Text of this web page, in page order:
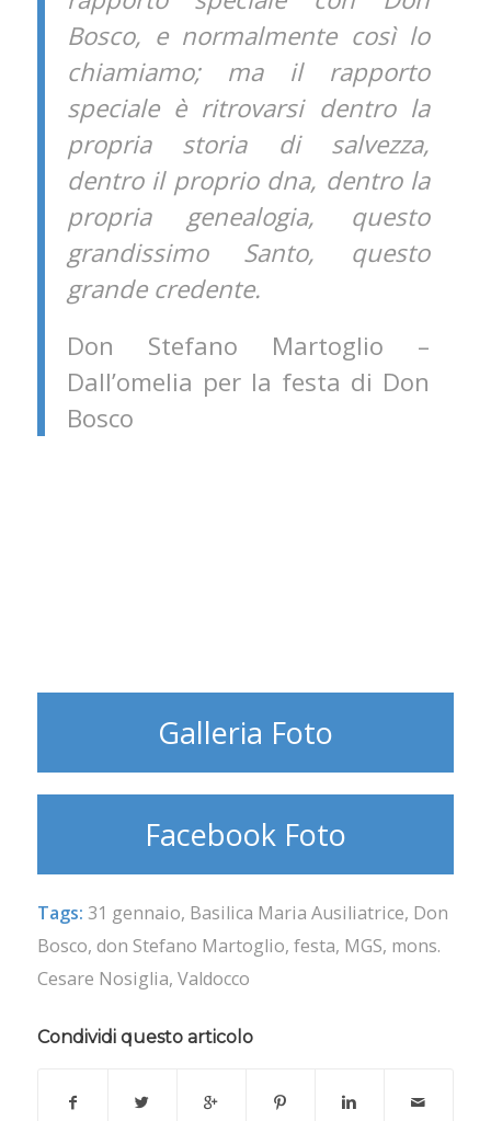
Bosco, e normalmente così lo
chiamiamo; ma il rapporto
speciale è ritrovarsi dentro la
propria storia di salvezza,
dentro il proprio dna, dentro la
propria genealogia, questo
grandissimo Santo, questo
grande credente.
Don Stefano Martoglio –
Dall’omelia per la festa di Don
Bosco
Galleria Foto
Facebook Foto
Tags: 31 gennaio, Basilica Maria Ausiliatrice, Don
Bosco, don Stefano Martoglio, festa, MGS, mons.
Cesare Nosiglia, Valdocco
Condividi questo articolo